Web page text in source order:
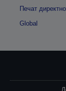
Печат
Global